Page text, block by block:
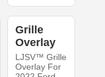
Grille
Overlay
LJSV™ Grille
Overlay For